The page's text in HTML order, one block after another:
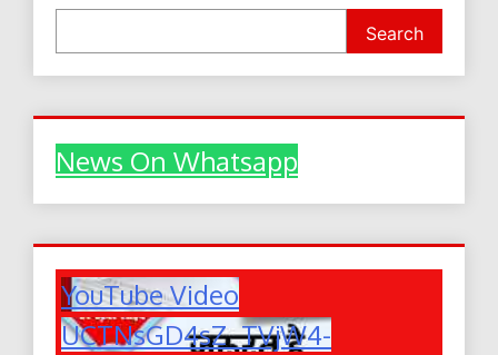
Search
News On Whatsapp
YouTube Video
UCTNsGD4sZ_TVjW4-